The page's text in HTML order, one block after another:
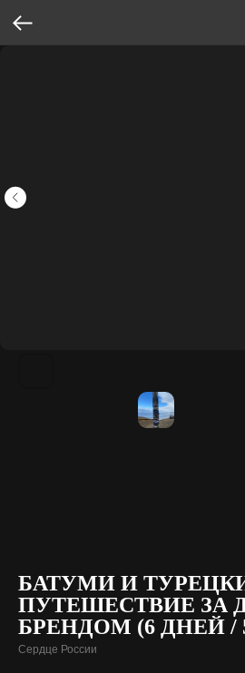
БАТУМИ И
ПУТЕШЕСТВИЕ ЗА
БРЕНДОМ (6 ДНЕЙ /
Сердце России